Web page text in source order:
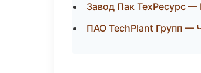
Завод Пак ТехРесурс —
ПАО TechPlant Групп —